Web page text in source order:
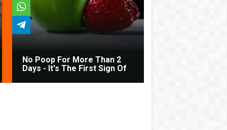
No Poop For More Than 2
Days - It's The First Sign Of